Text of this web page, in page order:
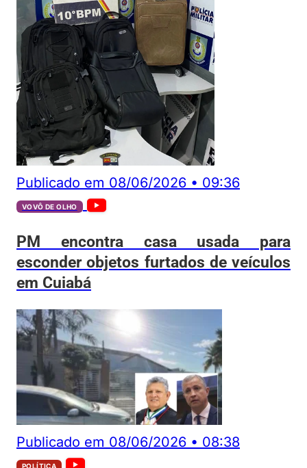
Publicado em 08/06/2026 • 09:36
VOVÔ DE OLHO
PM encontra casa usada para
esconder objetos furtados de veículos
em Cuiabá
Publicado em 08/06/2026 • 08:38
POLÍTICA